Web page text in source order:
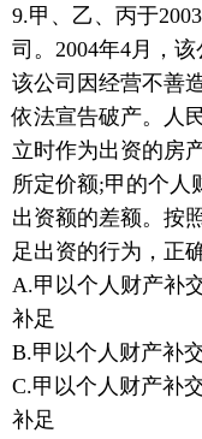
9.甲、乙、丙于
司。2004年4月，
该公司因经营不善
依法宣告破产。人
立时作为出资的房
所定价额;甲的个人
出资额的差额。按
足出资的行为，正
A.甲以个人财产补
补足
B.甲以个人财产补
C.甲以个人财产补
补足